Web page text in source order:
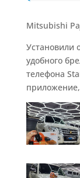
Mitsubishi
Установили
удобного
телефона
приложение,